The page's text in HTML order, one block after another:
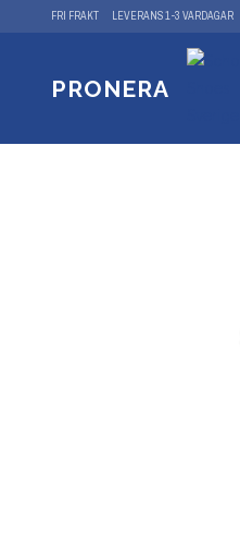
FRI FRAKT LEVERANS 1-3 VARDAGAR
PRONERA